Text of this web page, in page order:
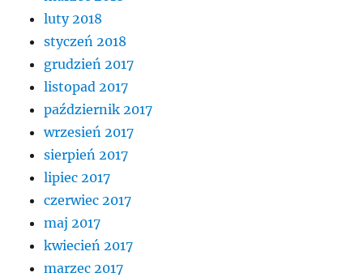
luty 2018
styczeń 2018
grudzień 2017
listopad 2017
październik 2017
wrzesień 2017
sierpień 2017
lipiec 2017
czerwiec 2017
maj 2017
kwiecień 2017
marzec 2017